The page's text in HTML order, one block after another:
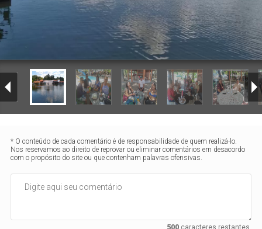
* O conteúdo de cada comentário é de responsabilidade de quem realizá-lo.
Nos reservamos ao direito de reprovar ou eliminar comentários em desacordo
com o propósito do site ou que contenham palavras ofensivas.
500caracteres restantes.